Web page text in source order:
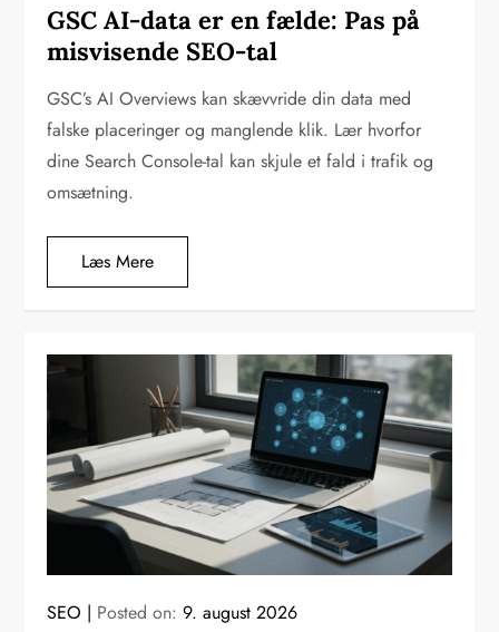
GSC AI-data er en fælde: Pas på
misvisende SEO-tal
GSC’s AI Overviews kan skævvride din data med
falske placeringer og manglende klik. Lær hvorfor
dine Search Console-tal kan skjule et fald i trafik og
omsætning.
Læs Mere
SEO Posted on:9. august 2026